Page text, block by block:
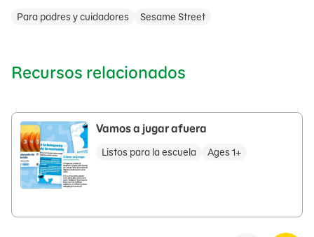
Para padres y cuidadores Sesame Street
Recursos relacionados
Vamos a jugar afuera
Listos para la escuela Ages 1+